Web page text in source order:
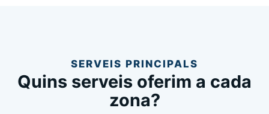
SERVEIS PRINCIPALS
Quins serveis oferim a cada
zona?